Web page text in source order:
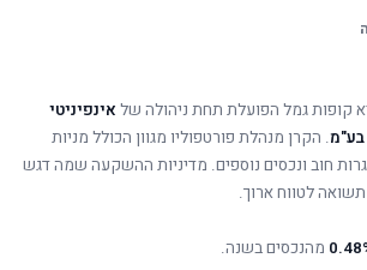
קופות גמל הפועלת תחת ניהולה של אינפיניטי
בע"מ. הקרן מנהלת פורטפוליו מגוון הכולל מניות
חוב ונכסים נוספים. מדיניות ההשקעה שמה דגש
תשואה לטווח ארוך.
מהנכסים בשנה.